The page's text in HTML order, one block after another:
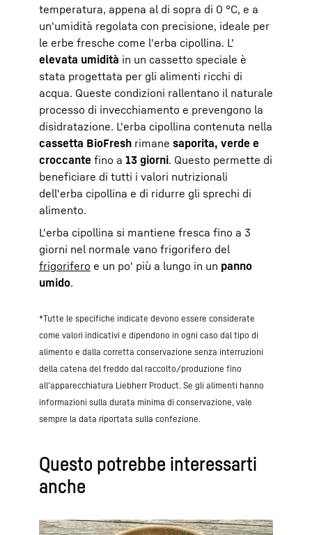
temperatura, appena al di sopra di 0 °C, e a
un'umidità regolata con precisione, ideale per
le erbe fresche come l'erba cipollina. L'
elevata umidità in un cassetto speciale è
stata progettata per gli alimenti ricchi di
acqua. Queste condizioni rallentano il naturale
processo di invecchiamento e prevengono la
disidratazione. L'erba cipollina contenuta nella
cassetta BioFresh rimane saporita, verde e
croccante fino a 13 giorni. Questo permette di
beneficiare di tutti i valori nutrizionali
dell'erba cipollina e di ridurre gli sprechi di
alimento.
L'erba cipollina si mantiene fresca fino a 3
giorni nel normale vano frigorifero del
frigorifero e un po' più a lungo in un panno
umido.
*Tutte le specifiche indicate devono essere considerate
come valori indicativi e dipendono in ogni caso dal tipo di
alimento e dalla corretta conservazione senza interruzioni
della catena del freddo dal raccolto/produzione fino
all'apparecchiatura Liebherr Product. Se gli alimenti hanno
informazioni sulla durata minima di conservazione, vale
sempre la data riportata sulla confezione.
Questo potrebbe interessarti
anche